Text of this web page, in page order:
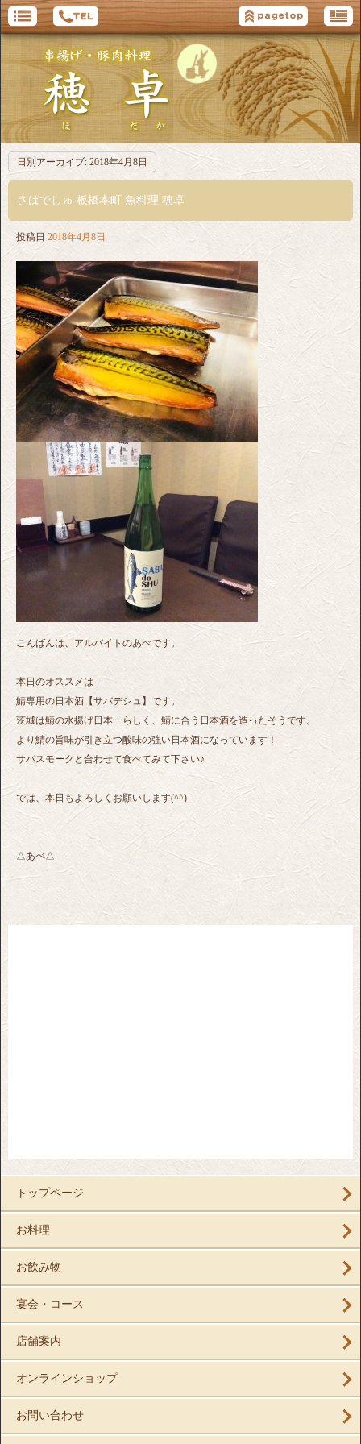
日別アーカイブ: 2018年4月8日
さばでしゅ 板橋本町 魚料理 穂卓
投稿日 2018年4月8日
こんばんは、アルバイトのあべです。
本日のオススメは
鯖専用の日本酒【サバデシュ】です。
茨城は鯖の水揚げ日本一らしく、鯖に合う日本酒を造ったそうです。
より鯖の旨味が引き立つ酸味の強い日本酒になっています！
サバスモークと合わせて食べてみて下さい♪
では、本日もよろしくお願いします(^^)
△あべ△
トップページ
お料理
お飲み物
宴会・コース
店舗案内
オンラインショップ
お問い合わせ